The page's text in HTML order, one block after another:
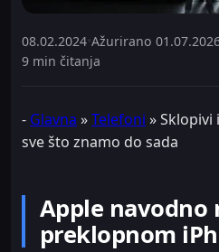
08.02.2024 Ažurirano
9 min čitanja
- Glavna »Telefoni »Sklopivi
sve što znamo do sada
Apple navodno
preklopnom